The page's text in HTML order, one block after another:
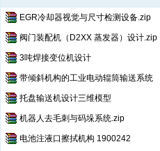
EGR冷却器视觉与尺寸检测设备.zip
阀门装配机（D2XX 蒸发器）设计.zip
3吨焊接变位机设计
带倾斜机构的工业电动辊筒输送系统
托盘输送机设计三维模型
机器人去毛刺与码垛系统.zip
电池注液口擦拭机构 1900242